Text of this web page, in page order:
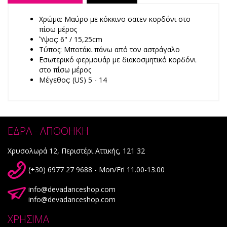
Χρώμα: Μαύρο με κόκκινο σατεν κορδόνι στο
πίσω μέρος
Ύψος: 6" / 15,25cm
Τύπος: Μποτάκι πάνω από τον αστράγαλο
Eσωτερικό φερμουάρ με διακοσμητικό κορδόνι
στο πίσω μέρος
Μέγεθος: (US) 5 - 14
ΕΔΡΑ - ΑΠΟΘΗΚΗ
Χρυσολωρά 12, Περιστέρι Αττικής, 121 32
(+30) 6977 27 9688 - Mon/Fri 11.00-13.00
info@devadanceshop.com
info@devadanceshop.com
ΧΡΗΣΙΜΑ